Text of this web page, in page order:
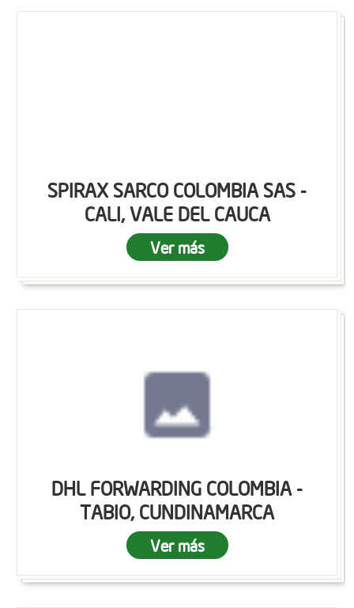
SPIRAX SARCO COLOMBIA SAS -
CALI, VALE DEL CAUCA
Ver más
DHL FORWARDING COLOMBIA -
TABIO, CUNDINAMARCA
Ver más